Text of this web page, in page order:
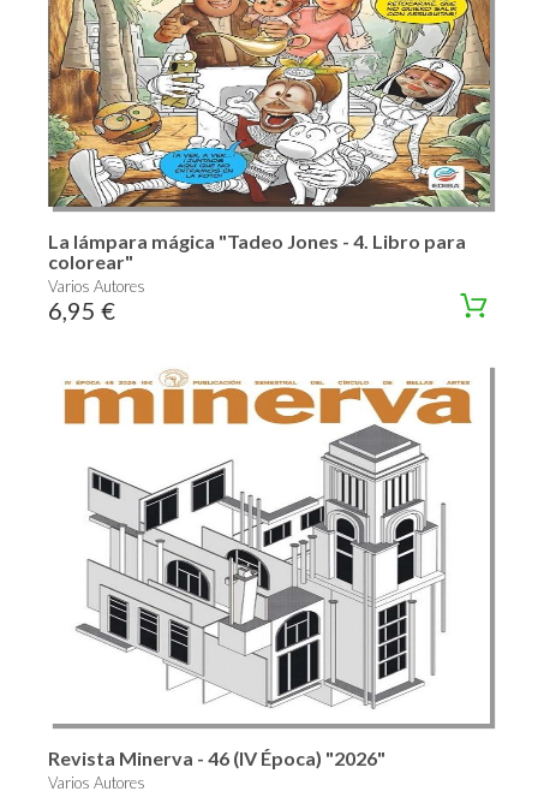
La lámpara mágica "Tadeo Jones - 4. Libro para
colorear"
Varios Autores
6,95 €
Revista Minerva - 46 (IV Época) "2026"
Varios Autores